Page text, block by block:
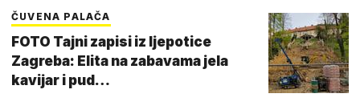
ČUVENA PALAČA
FOTO Tajni zapisi iz ljepotice
Zagreba: Elita na zabavama jela
kavijar i pud…